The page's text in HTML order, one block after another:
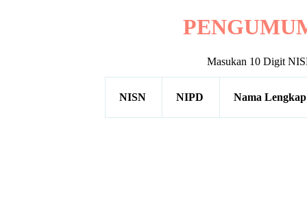
Masukan 10 Digit
NISN NIPD Nama Lengkap